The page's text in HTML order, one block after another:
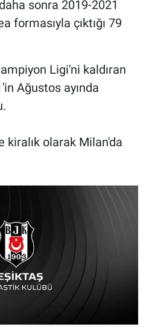
sonra 2019-2021
formasıyla çıktığı 79
Ligi'ni kaldıran
Ağustos ayında
kiralık olarak Milan'da